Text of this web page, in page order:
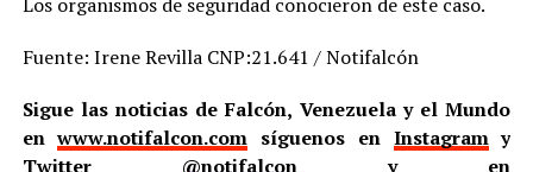
Fuente: Irene Revilla CNP:21.641 / Notifalcón
Sigue las noticias de Falcón, Venezuela y el Mundo
enwww.notifalcon.com síguenos en Instagramy
Twitter @notifalcony en